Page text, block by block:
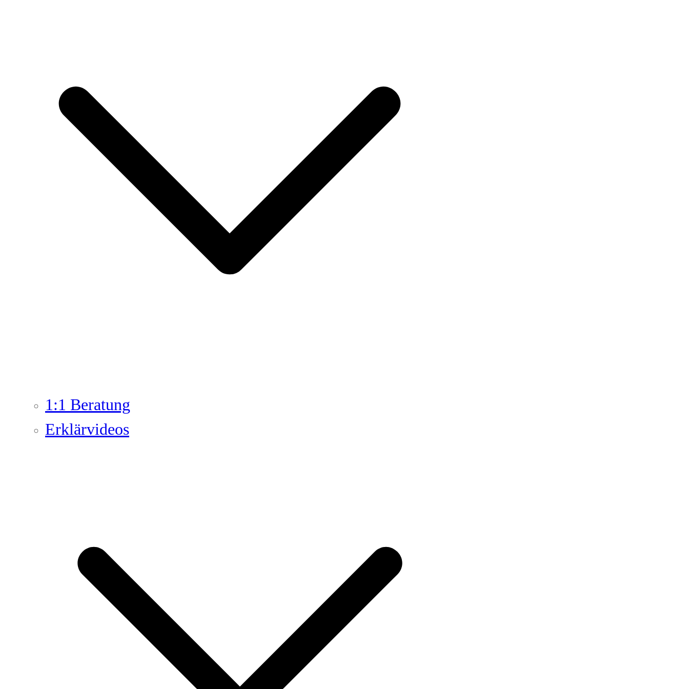
1:1 Beratung
Erklärvideos